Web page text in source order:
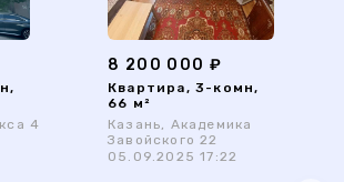
4
8 200 000 ₽
Квартира, 3-комн,
66 м²
Казань, Академика
Завойского 22
05.09.2025 17:22